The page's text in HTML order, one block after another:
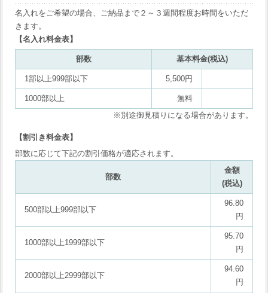
名入れをご希望の場合、ご納品まで２～３週間程度お時間をいただ
きます。
【名入れ料金表】
部数 基本料金(税込)
1部以上999部以下 5,500円
1000部以上
無料
※別途御見積りになる場合があります。
【割引き料金表】
部数に応じて下記の割引価格が適応されます。
部数
金額
(税込)
500部以上999部以下
96.80
円
1000部以上1999部以下
95.70
円
2000部以上2999部以下
94.60
円